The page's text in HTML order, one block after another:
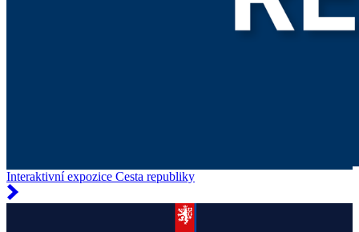
Interaktivní expozice Cesta republiky